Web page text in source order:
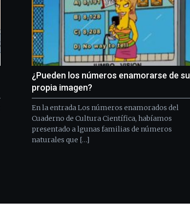
¿Pueden los números enamorarse de su
propia imagen?
En la entrada Los números enamorados del
Cuaderno de Cultura Científica, habíamos
presentado a lgunas familias de números
naturales que […]